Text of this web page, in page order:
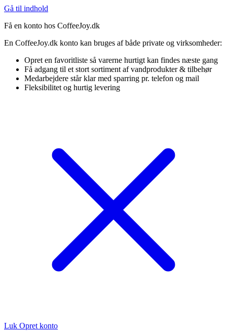
Gå til indhold
Få en konto hos CoffeeJoy.dk
En CoffeeJoy.dk konto kan bruges af både private og virksomheder:
Opret en favoritliste så varerne hurtigt kan findes næste gang
Få adgang til et stort sortiment af vandprodukter & tilbehør
Medarbejdere står klar med sparring pr. telefon og mail
Fleksibilitet og hurtig levering
Luk Opret konto